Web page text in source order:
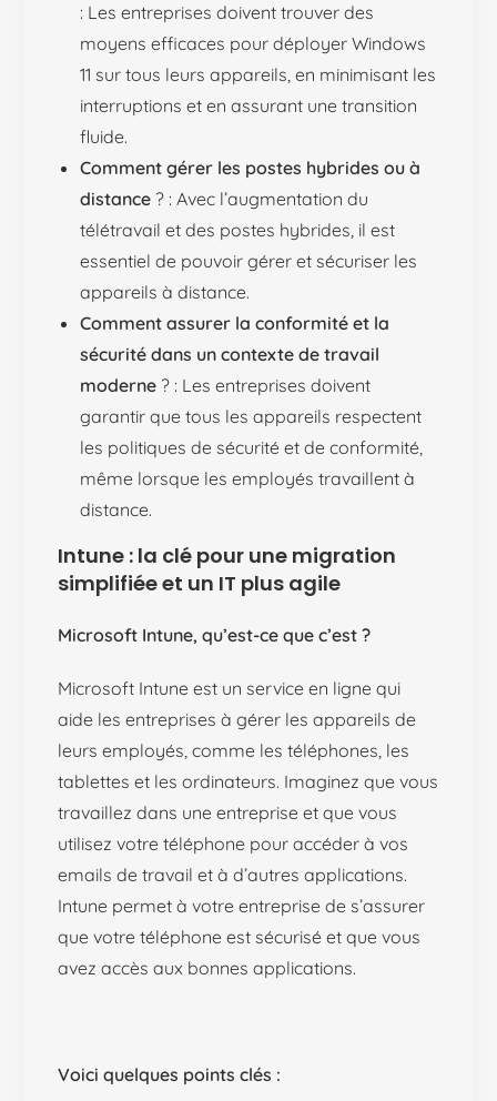
: Les entreprises doivent trouver des
moyens efficaces pour déployer Windows
11 sur tous leurs appareils, en minimisant les
interruptions et en assurant une transition
fluide.
Comment gérer les postes hybrides ou à
distance ? : Avec l’augmentation du
télétravail et des postes hybrides, il est
essentiel de pouvoir gérer et sécuriser les
appareils à distance.
Comment assurer la conformité et la
sécurité dans un contexte de travail
moderne ? : Les entreprises doivent
garantir que tous les appareils respectent
les politiques de sécurité et de conformité,
même lorsque les employés travaillent à
distance.
Intune : la clé pour une migration
simplifiée et un IT plus agile
Microsoft Intune, qu’est-ce que c’est ?
Microsoft Intune est un service en ligne qui
aide les entreprises à gérer les appareils de
leurs employés, comme les téléphones, les
tablettes et les ordinateurs. Imaginez que vous
travaillez dans une entreprise et que vous
utilisez votre téléphone pour accéder à vos
emails de travail et à d’autres applications.
Intune permet à votre entreprise de s’assurer
que votre téléphone est sécurisé et que vous
avez accès aux bonnes applications.
Voici quelques points clés :